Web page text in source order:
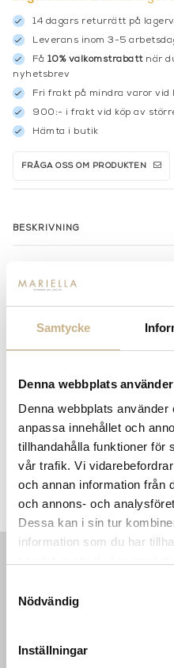
Samtycke
Denna webbplats
Denna webbplats
anpassa innehållet och
tillhandahålla funktioner för
vår trafik. Vi
och annan information från
och annons- och
Dessa kan i sin tur
information som du har
Nödvändig
Inställningar
14 dagars returrätt på
Leverans inom 3-5
Få 10% välkomstrabattnär
nyhetsbrev
Fri frakt på mindra varor vid
900:- i frakt vid köp av
Hämta i butik
FRÅGA OSS OM PRODUKTEN
BESKRIVNING
MER FRÅN MERIDIANI
Skrivbord - Cruis
Startsidan
Karriär